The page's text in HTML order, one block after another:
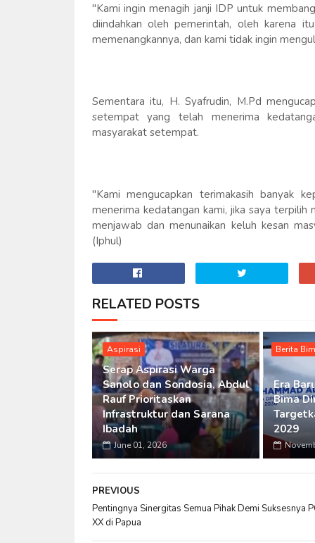
"Kami ingin menagih janji IDP untuk
diindahkan oleh pemerintah, oleh karena
memenangkannya, dan kami tidak ingin
Sementara itu, H. Syafrudin, M.Pd
setempat yang telah menerima
masyarakat setempat.
"Kami mengucapkan terimakasih banyak
menerima kedatangan kami, jika saya
menjawab dan menunaikan keluh kesan
(Iphul)
RELATED POSTS
Aspirasi
Serap Aspirasi Warga
Sanolo dan Sondosia, Abdul
Rauf Prioritaskan
Infrastruktur dan Sarana
Ibadah
June 01, 2026
Berita
Era
Bima
2029
PREVIOUS
Pentingnya Sinergitas Semua Pihak Demi Suksesnya
XX di Papua